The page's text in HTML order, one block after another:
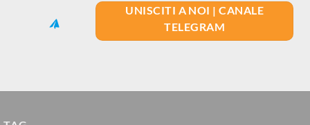
UNISCITI A NOI | CANALE
TELEGRAM